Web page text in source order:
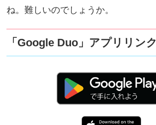
ね。難しいのでしょうか。
「Google Duo」アプリリンク